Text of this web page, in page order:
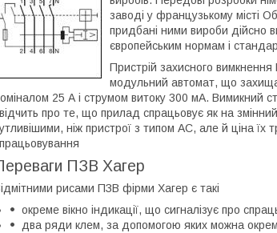
заводі у французькому місті
придбані ними вироби дійсно
європейським нормам і
Пристрій захисного
модульний автомат, що
25 А і струмом витоку 300 мА. Вимикний
про те, що прилад спрацьовує як на
ніж пристрої з типом AC, але й ціна
ПЗВ Хагер
рисами ПЗВ фірми Хагер є такі
окреме вікно індикації, що сигналізує про
два ряди клем, за допомогою яких можна